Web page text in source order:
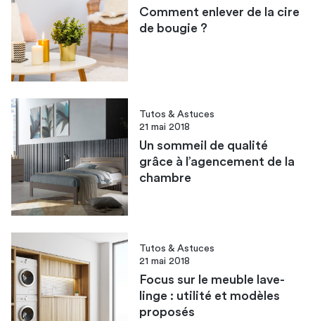
Comment enlever de la cire
de bougie ?
Tutos & Astuces
21 mai 2018
Un sommeil de qualité
grâce à l’agencement de la
chambre
Tutos & Astuces
21 mai 2018
Focus sur le meuble lave-
linge : utilité et modèles
proposés